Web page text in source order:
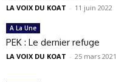
LA VOIX DU KOAT - 11 juin 2022
A La Une
PEK : Le dernier refuge
LA VOIX DU KOAT - 25 mars 2021